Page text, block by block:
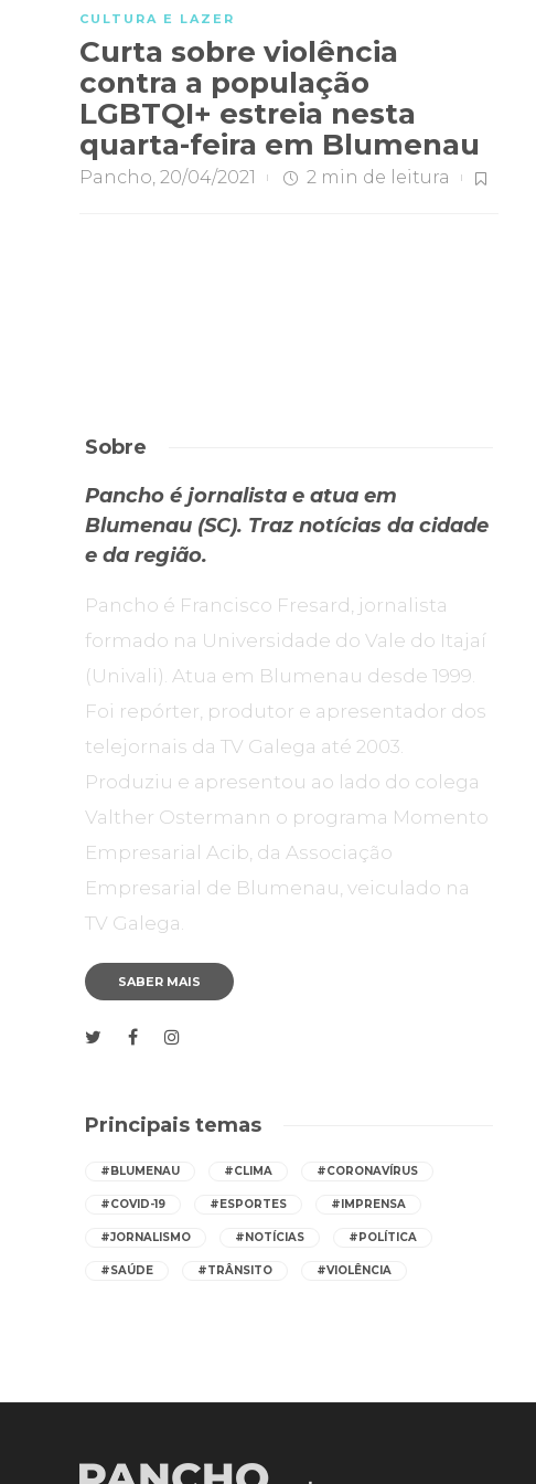
CULTURA E LAZER
Curta sobre violência
contra a população
LGBTQI+ estreia nesta
quarta-feira em Blumenau
Pancho, 20/04/2021 2 min de leitura
Sobre
Pancho é jornalista e atua em
Blumenau (SC). Traz notícias da cidade
e da região.
Pancho é Francisco Fresard, jornalista
formado na Universidade do Vale do Itajaí
(Univali). Atua em Blumenau desde 1999.
Foi repórter, produtor e apresentador dos
telejornais da TV Galega até 2003.
Produziu e apresentou ao lado do colega
Valther Ostermann o programa Momento
Empresarial Acib, da Associação
Empresarial de Blumenau, veiculado na
TV Galega.
SABER MAIS
Principais temas
#BLUMENAU #CLIMA #CORONAVÍRUS
#COVID-19 #ESPORTES #IMPRENSA
#JORNALISMO #NOTÍCIAS #POLÍTICA
#SAÚDE #TRÂNSITO #VIOLÊNCIA